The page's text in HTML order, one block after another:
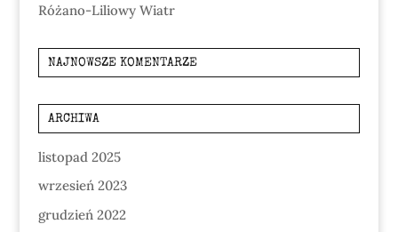
Różano-Liliowy Wiatr
NAJNOWSZE KOMENTARZE
ARCHIWA
listopad 2025
wrzesień 2023
grudzień 2022